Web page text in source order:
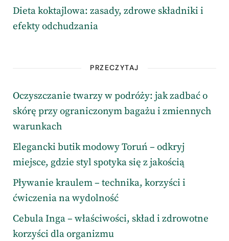
Dieta koktajlowa: zasady, zdrowe składniki i
efekty odchudzania
PRZECZYTAJ
Oczyszczanie twarzy w podróży: jak zadbać o
skórę przy ograniczonym bagażu i zmiennych
warunkach
Elegancki butik modowy Toruń – odkryj
miejsce, gdzie styl spotyka się z jakością
Pływanie kraulem – technika, korzyści i
ćwiczenia na wydolność
Cebula Inga – właściwości, skład i zdrowotne
korzyści dla organizmu